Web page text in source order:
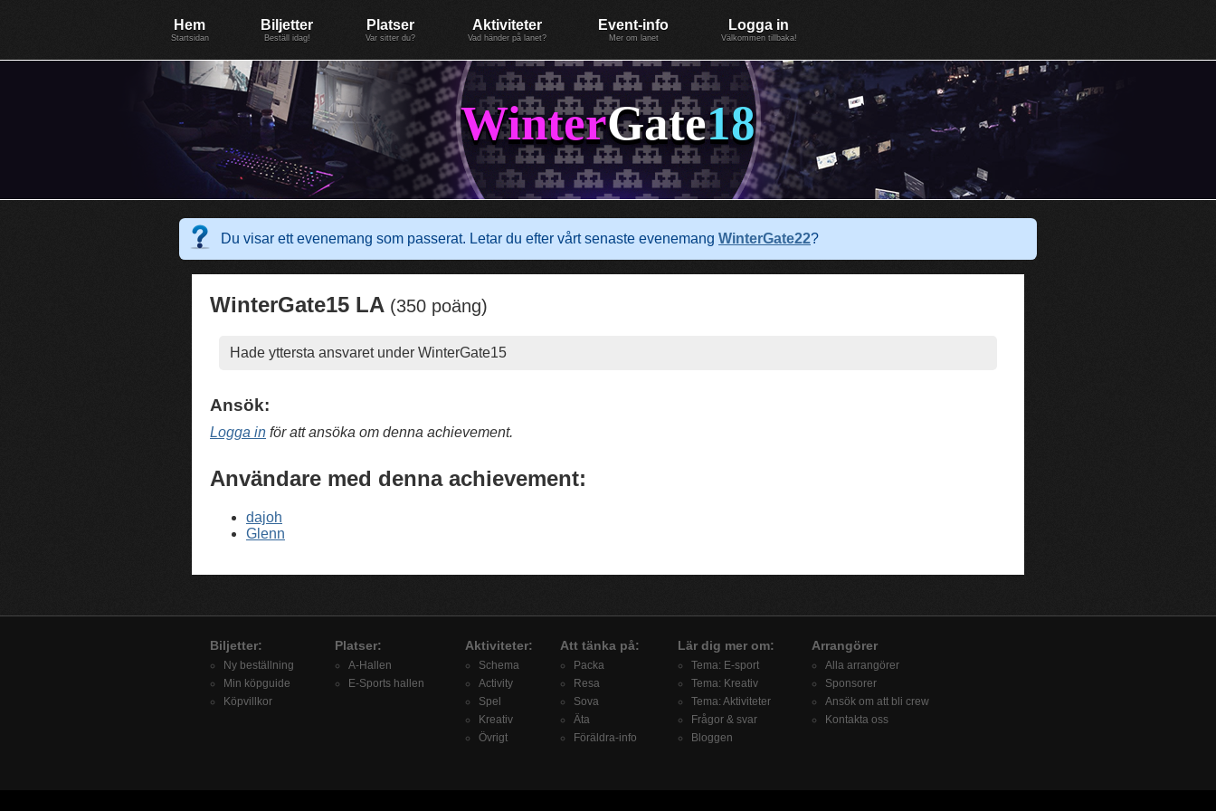
Hem
Startsidan
Biljetter
Beställ idag!
Platser
Var sitter du?
Aktiviteter
Vad händer på lanet?
Event-info
Mer om lanet
Logga in
Välkommen tillbaka!
WinterGate18
Du visar ett evenemang som passerat. Letar du efter vårt senaste evenemang WinterGate22?
WinterGate15 LA (350 poäng)
Hade yttersta ansvaret under WinterGate15
Ansök:
Logga in för att ansöka om denna achievement.
Användare med denna achievement:
dajoh
Glenn
Biljetter:
Ny beställning
Min köpguide
Köpvillkor
Platser:
A-Hallen
E-Sports hallen
Aktiviteter:
Schema
Activity
Spel
Kreativ
Övrigt
Att tänka på:
Packa
Resa
Sova
Äta
Föräldra-info
Lär dig mer om:
Tema: E-sport
Tema: Kreativ
Tema: Aktiviteter
Frågor & svar
Bloggen
Arrangörer
Alla arrangörer
Sponsorer
Ansök om att bli crew
Kontakta oss